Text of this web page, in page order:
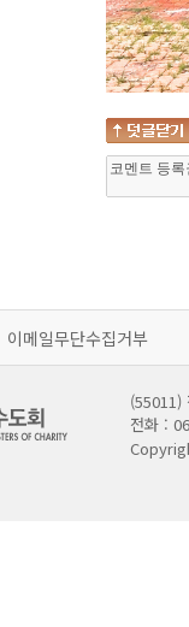
이메일무단수집거부
(55011)
전화 :